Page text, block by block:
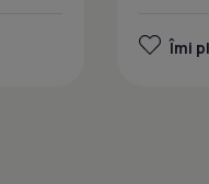
Îmi